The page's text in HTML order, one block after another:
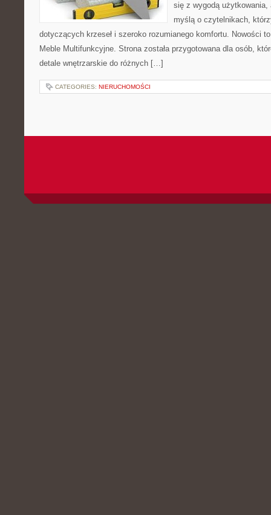
się z wygodą użytkowania,
myślą o czytelnikach,
dotyczących krzeseł i szeroko rozumianego komfortu. Nowości
Meble Multifunkcyjne. Strona została przygotowana dla osób,
detale wnętrzarskie do różnych […]
CATEGORIES: NIERUCHOMOŚCI